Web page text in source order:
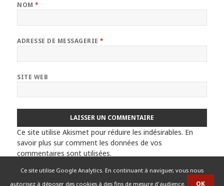
Ce site utilise Google Analytics. En continuant à naviguer, vous nous
autorisez à déposer des cookies à des fins de mesure d'audience.
NOM*
ADRESSE DE MESSAGERIE*
SITE WEB
Ce site utilise Akismet pour réduire les indésirables. En
savoir plus sur comment les données de vos
commentaires sont utilisées.